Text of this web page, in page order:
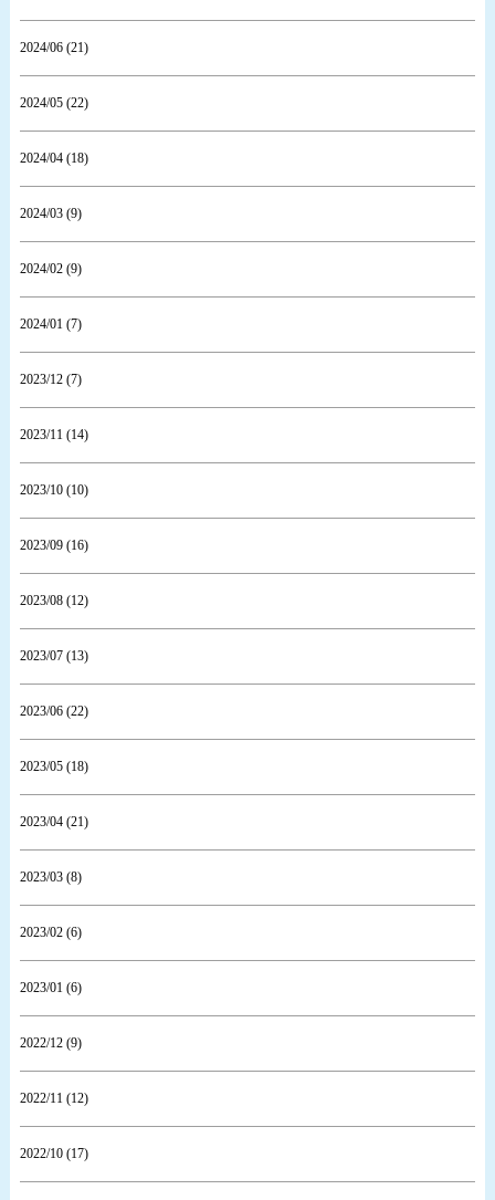
2024/06 (21)
2024/05 (22)
2024/04 (18)
2024/03 (9)
2024/02 (9)
2024/01 (7)
2023/12 (7)
2023/11 (14)
2023/10 (10)
2023/09 (16)
2023/08 (12)
2023/07 (13)
2023/06 (22)
2023/05 (18)
2023/04 (21)
2023/03 (8)
2023/02 (6)
2023/01 (6)
2022/12 (9)
2022/11 (12)
2022/10 (17)